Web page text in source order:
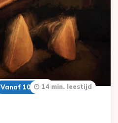
Vanaf 10 Jaar14 min. leestijd